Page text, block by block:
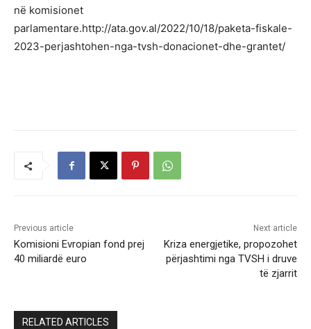
në komisionet
parlamentare.http://ata.gov.al/2022/10/18/paketa-fiskale-
2023-perjashtohen-nga-tvsh-donacionet-dhe-grantet/
Previous article
Komisioni Evropian fond prej
40 miliardë euro
Next article
Kriza energjetike, propozohet
përjashtimi nga TVSH i druve
të zjarrit
RELATED ARTICLES